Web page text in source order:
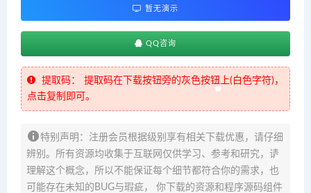
暂无演示
QQ咨询
提取码：
提取码在下载按钮旁的灰色按钮上(白色字符)，
点击复制即可。
特别声明：注册会员根据级别享有相关下载优惠，请仔细
辨别。所有资源均收集于互联网仅供学习、参考和研究，请
理解这个概念，所以不能保证每个细节都符合你的需求，也
可能存在未知的BUG与瑕疵， 你下载的资源和程序源码组件